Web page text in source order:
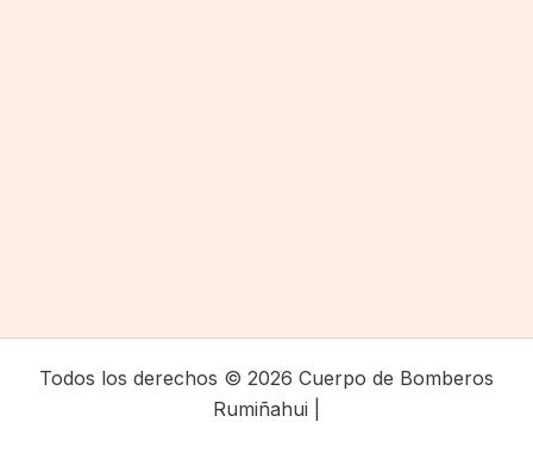
Todos los derechos © 2026 Cuerpo de Bomberos
Rumiñahui |